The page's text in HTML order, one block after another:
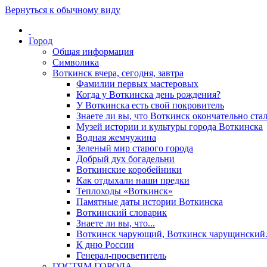
Вернуться к обычному виду
Город
Общая информация
Символика
Воткинск вчера, сегодня, завтра
Фамилии первых мастеровых
Когда у Воткинска день рождения?
У Воткинска есть свой покровитель
Знаете ли вы, что Воткинск окончательно
Музей истории и культуры города Воткинска
Водная жемчужина
Зеленый мир старого города
Добрый дух богадельни
Воткинские коробейники
Как отдыхали наши предки
Теплоходы «Воткинск»
Памятные даты истории Воткинска
Воткинский словарик
Знаете ли вы, что...
Воткинск чарующий, Воткинск
К дню России
Генерал-просветитель